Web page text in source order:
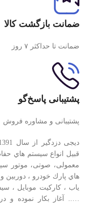
ضمانت بازگشت کالا
ضمانت تا حداکثر ۷ روز
پشتیبانی پاسخ‌گو
پشتیبانی و مشاوره فروش
قبيل انواع سيستم هاي
معمولی، صوتی، موتور
هاي پارك خودرو ، دوربين
ياب ، كاركيت موبايل ،
….. آغاز بكار نموده و